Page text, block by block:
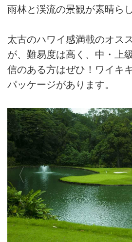
雨林と渓流の景観が素晴らし
太古のハワイ感満載のオス
が、難易度は高く、中・上
信のある方はぜひ！ワイキ
パッケージがあります。